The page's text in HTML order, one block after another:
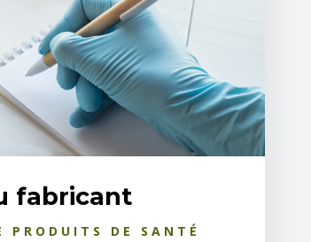
fabricant
PRODUITS DE SANTÉ